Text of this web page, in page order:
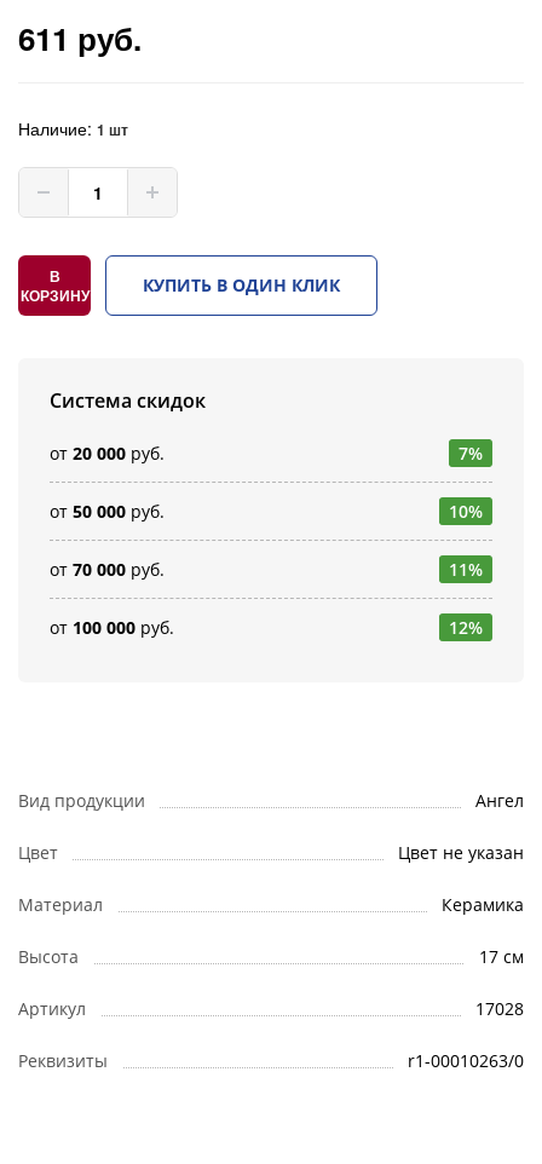
611 руб.
Наличие: 1 шт
В
КОРЗИНУ
КУПИТЬ В ОДИН КЛИК
Система скидок
от 20 000 руб. 7%
от 50 000 руб. 10%
от 70 000 руб. 11%
от 100 000 руб. 12%
Вид продукции Ангел
Цвет Цвет не указан
Материал Керамика
Высота 17 см
Артикул 17028
Реквизиты r1-00010263/0